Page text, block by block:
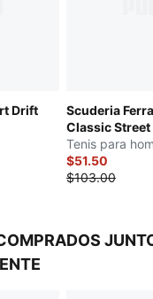
Drift
Scuderia
Classic Street
Tenis para
$51.50
$103.00